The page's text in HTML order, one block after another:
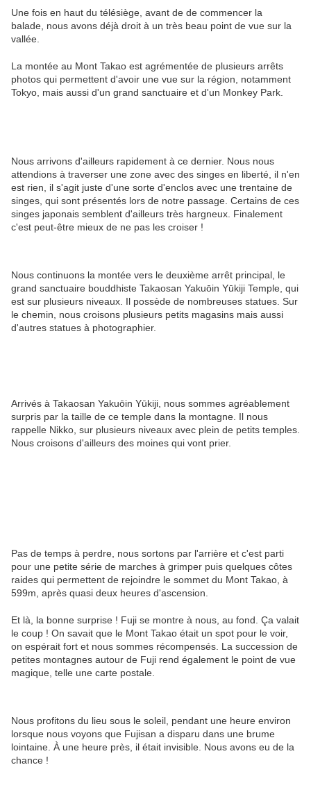
Une fois en haut du télésiège, avant de de commencer la
balade, nous avons déjà droit à un très beau point de vue sur la
vallée.
La montée au Mont Takao est agrémentée de plusieurs arrêts
photos qui permettent d'avoir une vue sur la région, notamment
Tokyo, mais aussi d'un grand sanctuaire et d'un Monkey Park.
Nous arrivons d'ailleurs rapidement à ce dernier. Nous nous
attendions à traverser une zone avec des singes en liberté, il n'en
est rien, il s'agit juste d'une sorte d'enclos avec une trentaine de
singes, qui sont présentés lors de notre passage. Certains de ces
singes japonais semblent d'ailleurs très hargneux. Finalement
c'est peut-être mieux de ne pas les croiser !
Nous continuons la montée vers le deuxième arrêt principal, le
grand sanctuaire bouddhiste Takaosan Yakuōin Yūkiji Temple, qui
est sur plusieurs niveaux. Il possède de nombreuses statues. Sur
le chemin, nous croisons plusieurs petits magasins mais aussi
d'autres statues à photographier.
Arrivés à Takaosan Yakuōin Yūkiji, nous sommes agréablement
surpris par la taille de ce temple dans la montagne. Il nous
rappelle Nikko, sur plusieurs niveaux avec plein de petits temples.
Nous croisons d'ailleurs des moines qui vont prier.
Pas de temps à perdre, nous sortons par l'arrière et c'est parti
pour une petite série de marches à grimper puis quelques côtes
raides qui permettent de rejoindre le sommet du Mont Takao, à
599m, après quasi deux heures d'ascension.
Et là, la bonne surprise ! Fuji se montre à nous, au fond. Ça valait
le coup ! On savait que le Mont Takao était un spot pour le voir,
on espérait fort et nous sommes récompensés. La succession de
petites montagnes autour de Fuji rend également le point de vue
magique, telle une carte postale.
Nous profitons du lieu sous le soleil, pendant une heure environ
lorsque nous voyons que Fujisan a disparu dans une brume
lointaine. À une heure près, il était invisible. Nous avons eu de la
chance !